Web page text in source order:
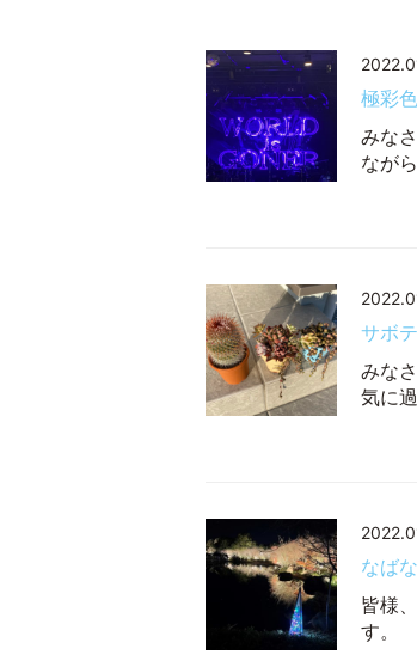
極彩
みな
なが
サボ
みな
気に
なば
皆様
す。